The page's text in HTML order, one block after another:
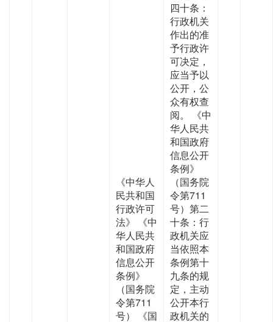
《中华人
民共和国
行政许可
法》 《中
华人民共
和国政府
信息公开
条例》
（国务院
令第711
号） 《国
四十条：
行政机关
作出的准
予行政许
可决定，
应当予以
公开，公
众有权查
阅。 《中
华人民共
和国政府
信息公开
条例》
（国务院
令第711
号）第二
十条：行
政机关应
当依照本
条例第十
九条的规
定，主动
公开本行
政机关的